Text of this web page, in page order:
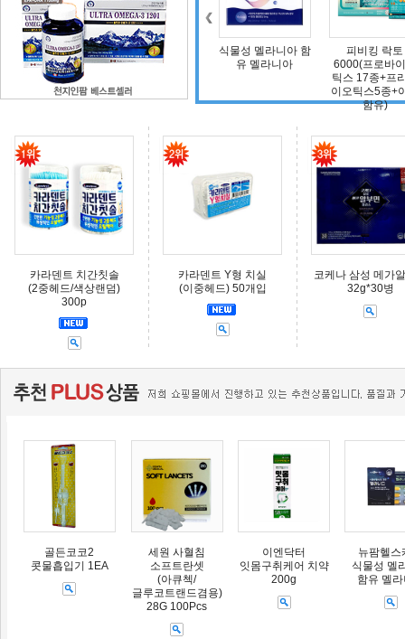
조인트 보스 엠에스
엠(보스웰리아, 비
타민D, 초록입홍합,
상어연골, 콜라겐)
식물성 멜라니아 함
유 멜라니아
피비킹 락토
6000(프로바이오
함유)
덴마크 구
카라덴트 치간칫솔
(2중헤드/색상랜덤)
300p
카라덴트 Y형 치실
(이중헤드) 50개입
코케나 삼성 메가
32g*30병
골든코코2
콧물흡입기 1EA
세원 사혈침
소프트란셋
(아큐첵/
글루코트랜드겸용)
28G 100Pcs
이엔닥터
잇몸구취케어 치약
200g
뉴팜헬스
식물성 멜
함유 멜